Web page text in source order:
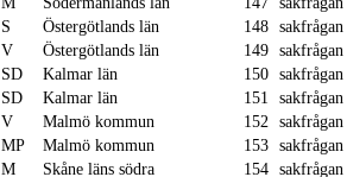
S Östergötlands län 148 sakfrågan
V Östergötlands län 149 sakfrågan
SD Kalmar län 150 sakfrågan
SD Kalmar län 151 sakfrågan
V Malmö kommun 152 sakfrågan
MP Malmö kommun 153 sakfrågan
M Skåne läns södra 154 sakfrågan